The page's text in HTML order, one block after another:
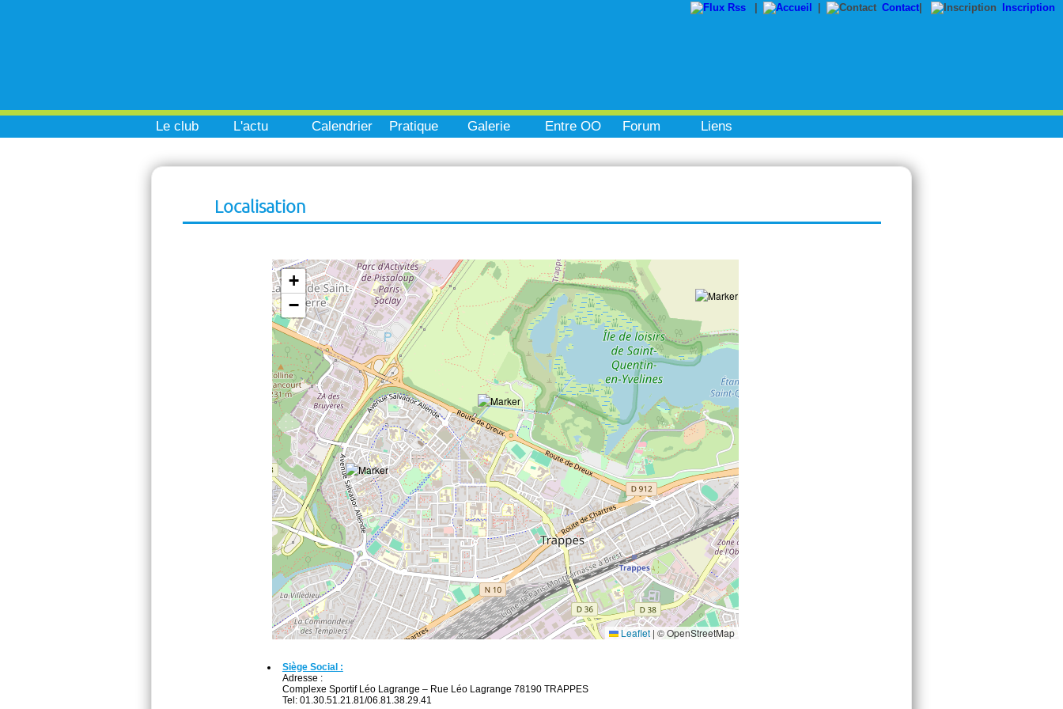
Contact Inscription
Le club L'actu Calendrier Pratique Galerie Entre OO Forum Liens
Localisation
+
−
Leaflet | © OpenStreetMap
Siège Social :
Adresse :
Complexe Sportif Léo Lagrange – Rue Léo Lagrange 78190 TRAPPES
Tel: 01.30.51.21.81/06.81.38.29.41